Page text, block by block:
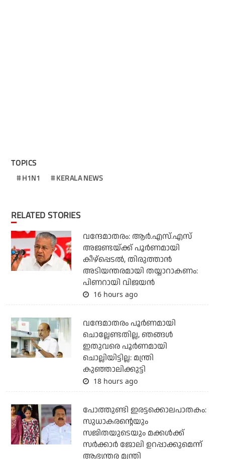
TOPICS
H1N1 KERALA NEWS
RELATED STORIES
വന്ദേമാതരം: ആര്‍.എസ്.എസ്
അജണ്ടയ്ക്ക് പൂര്‍ണമായി
കീഴ്‌പ്പെടല്‍, തിരുത്താന്‍
അടിയന്തരമായി തയ്യാറാകണം:
പിണറായി വിജയന്‍
16 hours ago
വന്ദേമാതരം പൂര്‍ണമായി
ചൊല്ലേണ്ടതില്ല, ഞങ്ങള്‍
ഇതുവരെ പൂര്‍ണമായി
ചൊല്ലിയിട്ടില്ല: മന്ത്രി
കുഞ്ഞാലിക്കുട്ടി
18 hours ago
പോത്തുണ്ടി ഇരട്ടക്കൊലപാതകം:
സുധാകരന്റെയും
സജിതയുടെയും മക്കള്‍ക്ക്
സര്‍ക്കാര്‍ ജോലി ഉറപ്പാക്കുമെന്ന്
ആഭ്യന്തര മന്ത്രി